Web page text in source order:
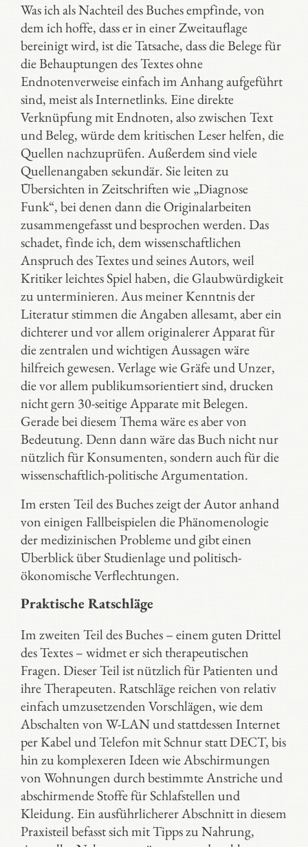
Was ich als Nachteil des Buches empfinde, von
dem ich hoffe, dass er in einer Zweitauflage
bereinigt wird, ist die Tatsache, dass die Belege für
die Behauptungen des Textes ohne
Endnotenverweise einfach im Anhang aufgeführt
sind, meist als Internetlinks. Eine direkte
Verknüpfung mit Endnoten, also zwischen Text
und Beleg, würde dem kritischen Leser helfen, die
Quellen nachzuprüfen. Außerdem sind viele
Quellenangaben sekundär. Sie leiten zu
Übersichten in Zeitschriften wie „Diagnose
Funk“, bei denen dann die Originalarbeiten
zusammengefasst und besprochen werden. Das
schadet, finde ich, dem wissenschaftlichen
Anspruch des Textes und seines Autors, weil
Kritiker leichtes Spiel haben, die Glaubwürdigkeit
zu unterminieren. Aus meiner Kenntnis der
Literatur stimmen die Angaben allesamt, aber ein
dichterer und vor allem originalerer Apparat für
die zentralen und wichtigen Aussagen wäre
hilfreich gewesen. Verlage wie Gräfe und Unzer,
die vor allem publikumsorientiert sind, drucken
nicht gern 30-seitige Apparate mit Belegen.
Gerade bei diesem Thema wäre es aber von
Bedeutung. Denn dann wäre das Buch nicht nur
nützlich für Konsumenten, sondern auch für die
wissenschaftlich-politische Argumentation.
Im ersten Teil des Buches zeigt der Autor anhand
von einigen Fallbeispielen die Phänomenologie
der medizinischen Probleme und gibt einen
Überblick über Studienlage und politisch-
ökonomische Verflechtungen.
Praktische Ratschläge
Im zweiten Teil des Buches – einem guten Drittel
des Textes – widmet er sich therapeutischen
Fragen. Dieser Teil ist nützlich für Patienten und
ihre Therapeuten. Ratschläge reichen von relativ
einfach umzusetzenden Vorschlägen, wie dem
Abschalten von W-LAN und stattdessen Internet
per Kabel und Telefon mit Schnur statt DECT, bis
hin zu komplexeren Ideen wie Abschirmungen
von Wohnungen durch bestimmte Anstriche und
abschirmende Stoffe für Schlafstellen und
Kleidung. Ein ausführlicherer Abschnitt in diesem
Praxisteil befasst sich mit Tipps zu Nahrung,